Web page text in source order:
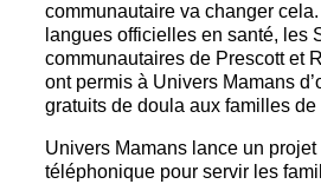
communautaire va changer
langues officielles en santé, les
communautaires de Prescott et
ont permis à Univers Mamans
gratuits de doula aux familles
Univers Mamans lance un
téléphonique pour servir les